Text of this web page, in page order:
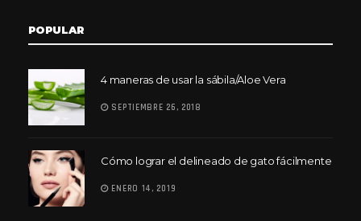
POPULAR
4 maneras de usar la sábila/Aloe Vera
SEPTIEMBRE 26, 2018
Cómo lograr el delineado de gato fácilmente
ENERO 14, 2019